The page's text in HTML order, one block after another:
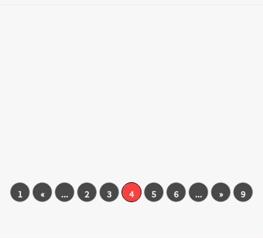
1 « ... 2 3 4 5 6 ... » 9